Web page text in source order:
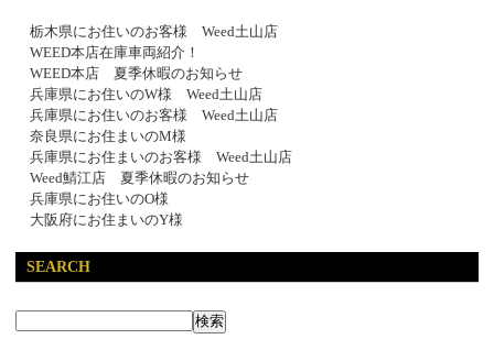
栃木県にお住いのお客様 Weed土山店
WEED本店在庫車両紹介！
WEED本店 夏季休暇のお知らせ
兵庫県にお住いのW様 Weed土山店
兵庫県にお住いのお客様 Weed土山店
奈良県にお住まいのM様
兵庫県にお住まいのお客様 Weed土山店
Weed鯖江店 夏季休暇のお知らせ
兵庫県にお住いのO様
大阪府にお住まいのY様
SEARCH